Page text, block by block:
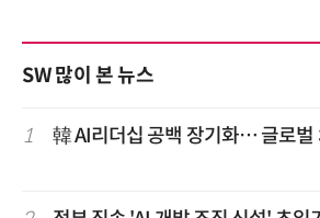
SW 많이 본 뉴스
1 韓 AI리더십 공백 장기화… 글로벌